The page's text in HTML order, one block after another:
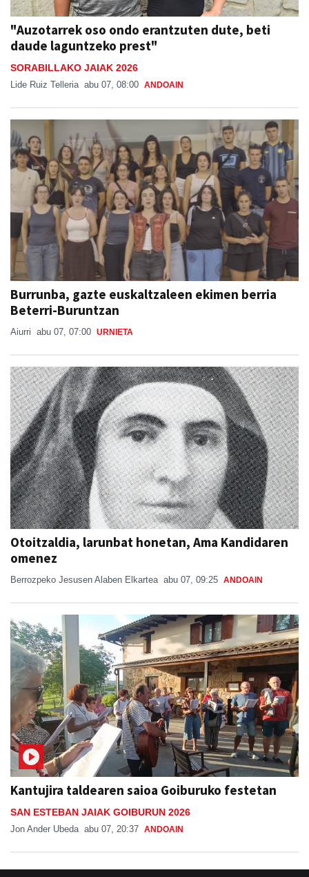
"Auzotarrek oso ondo erantzuten dute, beti
daude laguntzeko prest"
SORABILLAKO JAIAK 2026
Lide Ruiz Telleria abu 07, 08:00 ANDOAIN
Burrunba, gazte euskaltzaleen ekimen berria
Beterri-Buruntzan
Aiurri abu 07, 07:00 URNIETA
Otoitzaldia, larunbat honetan, Ama Kandidaren
omenez
Berrozpeko Jesusen Alaben Elkartea abu 07, 09:25 ANDOAIN
Kantujira taldearen saioa Goiburuko festetan
SAN ESTEBAN JAIAK GOIBURUN 2026
Jon Ander Ubeda abu 07, 20:37 ANDOAIN